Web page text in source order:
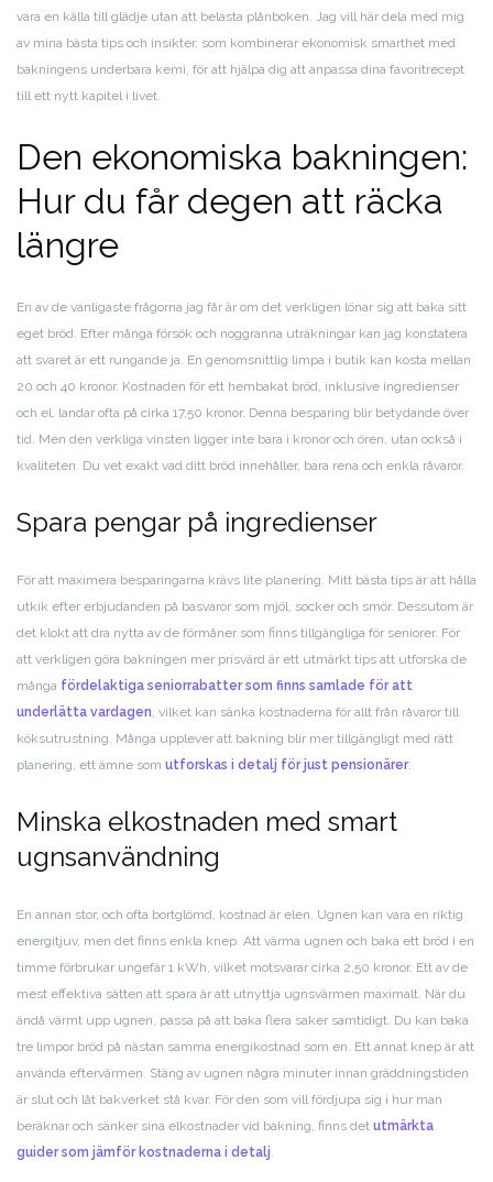
vara en källa till glädje utan att belasta plånboken. Jag vill här dela med mig
av mina bästa tips och insikter, som kombinerar ekonomisk smarthet med
bakningens underbara kemi, för att hjälpa dig att anpassa dina favoritrecept
till ett nytt kapitel i livet.
Den ekonomiska bakningen:
Hur du får degen att räcka
längre
En av de vanligaste frågorna jag får är om det verkligen lönar sig att baka sitt
eget bröd. Efter många försök och noggranna uträkningar kan jag konstatera
att svaret är ett rungande ja. En genomsnittlig limpa i butik kan kosta mellan
20 och 40 kronor. Kostnaden för ett hembakat bröd, inklusive ingredienser
och el, landar ofta på cirka 17,50 kronor. Denna besparing blir betydande över
tid. Men den verkliga vinsten ligger inte bara i kronor och ören, utan också i
kvaliteten. Du vet exakt vad ditt bröd innehåller, bara rena och enkla råvaror.
Spara pengar på ingredienser
För att maximera besparingarna krävs lite planering. Mitt bästa tips är att hålla
utkik efter erbjudanden på basvaror som mjöl, socker och smör. Dessutom är
det klokt att dra nytta av de förmåner som finns tillgängliga för seniorer. För
att verkligen göra bakningen mer prisvärd är ett utmärkt tips att utforska de
många fördelaktiga seniorrabatter som finns samlade för att
underlätta vardagen, vilket kan sänka kostnaderna för allt från råvaror till
köksutrustning. Många upplever att bakning blir mer tillgängligt med rätt
planering, ett ämne som utforskas i detalj för just pensionärer.
Minska elkostnaden med smart
ugnsanvändning
En annan stor, och ofta bortglömd, kostnad är elen. Ugnen kan vara en riktig
energitjuv, men det finns enkla knep. Att värma ugnen och baka ett bröd i en
timme förbrukar ungefär 1 kWh, vilket motsvarar cirka 2,50 kronor. Ett av de
mest effektiva sätten att spara är att utnyttja ugnsvärmen maximalt. När du
ändå värmt upp ugnen, passa på att baka flera saker samtidigt. Du kan baka
tre limpor bröd på nästan samma energikostnad som en. Ett annat knep är att
använda eftervärmen. Stäng av ugnen några minuter innan gräddningstiden
är slut och låt bakverket stå kvar. För den som vill fördjupa sig i hur man
beräknar och sänker sina elkostnader vid bakning, finns det utmärkta
guider som jämför kostnaderna i detalj.